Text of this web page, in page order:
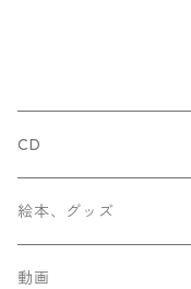
CD
Chima
Socca
絵本、グッズ
動画